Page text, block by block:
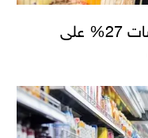
عروض إجازة الأسبوع.. تخفيضات 27% على